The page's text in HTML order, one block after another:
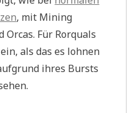
, mit Mining
Orcas. Für Rorquals
als das es lohnen
ihres Bursts